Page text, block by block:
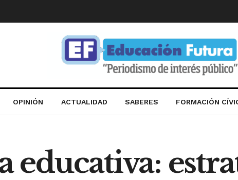
OPINIÓN ACTUALIDAD SABERES FORMACIÓN
educativa: